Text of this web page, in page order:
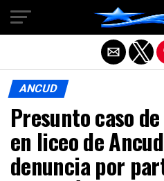
ANCUD
Presunto caso
en liceo de
denuncia por
Salir de la